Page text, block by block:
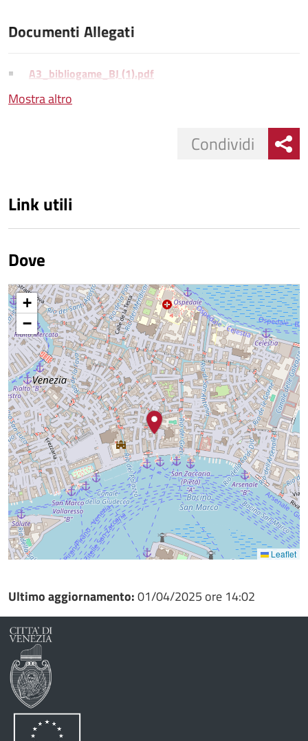
Documenti Allegati
A3_bibliogame_BJ (1).pdf
Mostra altro
Condividi
Link utili
Dove
+
−
Leaflet
Ultimo aggiornamento:01/04/2025 ore 14:02